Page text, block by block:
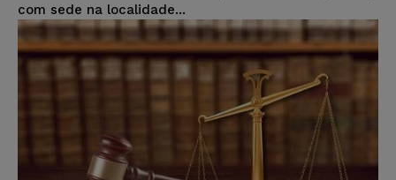
com sede na localidade...